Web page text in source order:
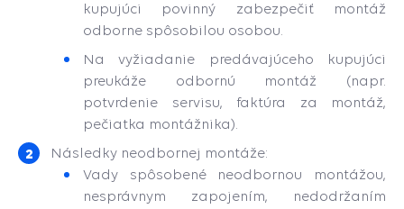
kupujúci povinný zabezpečiť montáž
odborne spôsobilou osobou.
Na vyžiadanie predávajúceho kupujúci
preukáže odbornú montáž (napr.
potvrdenie servisu, faktúra za montáž,
pečiatka montážnika).
Následky neodbornej montáže:
Vady spôsobené neodbornou montážou,
nesprávnym zapojením, nedodržaním